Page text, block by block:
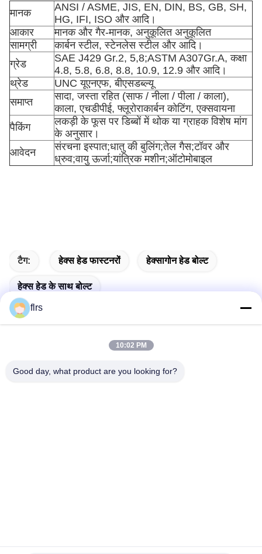
मानक
ANSI / ASME, JIS, EN, DIN, BS, GB, SH,
HG, IFI, ISO और आदि।
आकार
मानक और गैर-मानक, अनुकूलित अनुकूलित
सामग्री
कार्बन स्टील, स्टेनलेस स्टील और आदि।
ग्रेड
SAE J429 Gr.2, 5,8;ASTM A307Gr.A, कक्षा
4.8, 5.8, 6.8, 8.8, 10.9, 12.9 और आदि।
थ्रेड
UNC यूएनएफ, बीएसडब्ल्यू
समाप्त
सादा, जस्ता रहित (साफ / नीला / पीला / काला),
काला, एचडीपीई, फ्लूरोराकार्बन कोटिंग, एक्सवायना
पैकिंग
लकड़ी के फूस पर डिब्बों में थोक या ग्राहक विशेष मांग
के अनुसार।
आवेदन
संरचना इस्पात;धातु की बुलिंग;तेल गैस;टॉवर और
ध्रुव;वायु ऊर्जा;यांत्रिक मशीन;ऑटोमोबाइल
टैग: हेक्स हेड फास्टनरों हेक्सागोन हेड बोल्ट
हेक्स हेड के साथ बोल्ट
flrs
10:02 PM
Good day, what product are you looking for?